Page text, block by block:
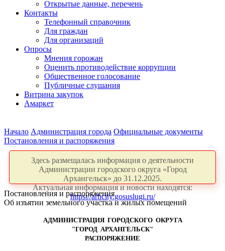
Открытые данные, перечень
Контакты
Телефонный справочник
Для граждан
Для организаций
Опросы
Мнения горожан
Оценить противодействие коррупции
Общественное голосование
Публичные слушания
Витрина закупок
Амаркет
Начало Администрация города Официальные документы
Постановления и распоряжения
Здесь размещалась информация о деятельности
Администрации городского округа «Город
Архангельск» до 31.12.2025.
Актуальная информация и новости находятся:
https://arhcity.gosuslugi.ru/
Постановления и распоряжения
Об изъятии земельного участка и жилых помещений
АДМИНИСТРАЦИЯ ГОРОДСКОГО ОКРУГА
"ГОРОД АРХАНГЕЛЬСК"
РАСПОРЯЖЕНИЕ